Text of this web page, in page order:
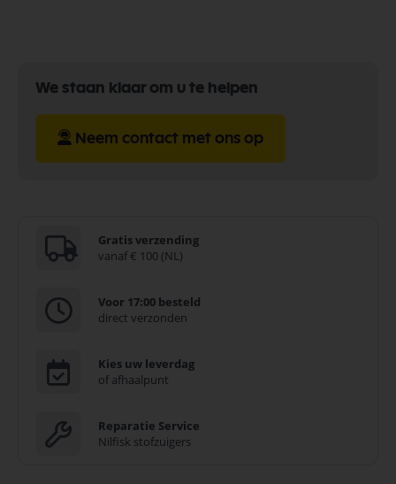
We staan klaar om u te helpen
Neem contact met ons op
Gratis verzending
vanaf € 100 (NL)
Voor 17:00 besteld
direct verzonden
Kies uw leverdag
of afhaalpunt
Reparatie Service
Nilfisk stofzuigers